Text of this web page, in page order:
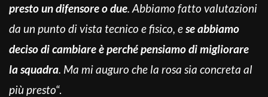
presto un difensore o due. Abbiamo fatto valutazioni
da un punto di vista tecnico e fisico, ese abbiamo
deciso di cambiare è perché pensiamo di migliorare
la squadra. Ma mi auguro che la rosa sia concreta al
più presto“.